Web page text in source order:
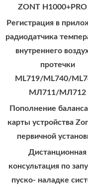
ZONT
Регистрация в
радиодатчика
внутреннего
протечки
ML719/ML740/
МЛ711/МЛ712
Пополнение
карты устройства
первичной
Дистанционная
консультация по
пуско- наладке